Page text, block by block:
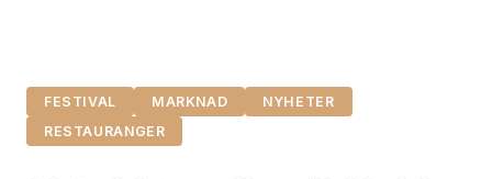
FESTIVAL MARKNAD
NYHETER
RESTAURANGER